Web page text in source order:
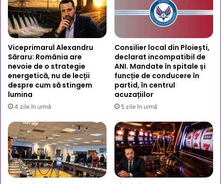
Viceprimarul Alexandru
Săraru: România are
nevoie de o strategie
energetică, nu de lecții
despre cum să stingem
lumina
4 zile în urmă
Consilier local din Ploiești,
declarat incompatibil de
ANI. Mandate în spitale și
funcție de conducere în
partid, în centrul
acuzațiilor
5 zile în urmă